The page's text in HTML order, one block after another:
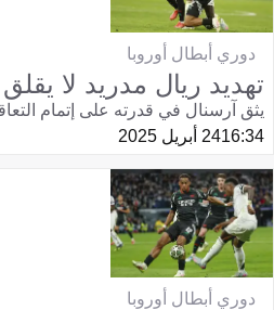
دوري أبطال أوروبا
تهديد ريال مدريد لا
يثق آرسنال في قدرته على إتمام
16:3424 أبريل 2025
دوري أبطال أوروبا